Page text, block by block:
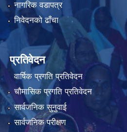
नागरिक वडापत्र
निवेदनको ढाँचा
प्रतिवेदन
वार्षिक प्रगति प्रतिवेदन
चौमासिक प्रगति प्रतिवेदन
सार्वजनिक सुनुवाई
सार्वजनिक परीक्षण